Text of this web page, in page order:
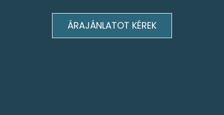
ÁRAJÁNLATOT KÉREK